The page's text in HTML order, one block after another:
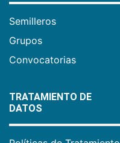
Semilleros
Grupos
Convocatorias
TRATAMIENTO DE
DATOS